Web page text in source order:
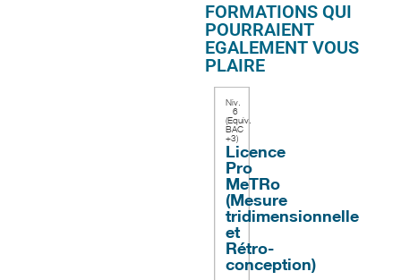
FORMATIONS QUI
POURRAIENT
EGALEMENT VOUS
PLAIRE
Niv.
6
(Equiv.
BAC
+3)
Licence
Pro
MeTRo
(Mesure
tridimensionnelle
et
Rétro-
conception)